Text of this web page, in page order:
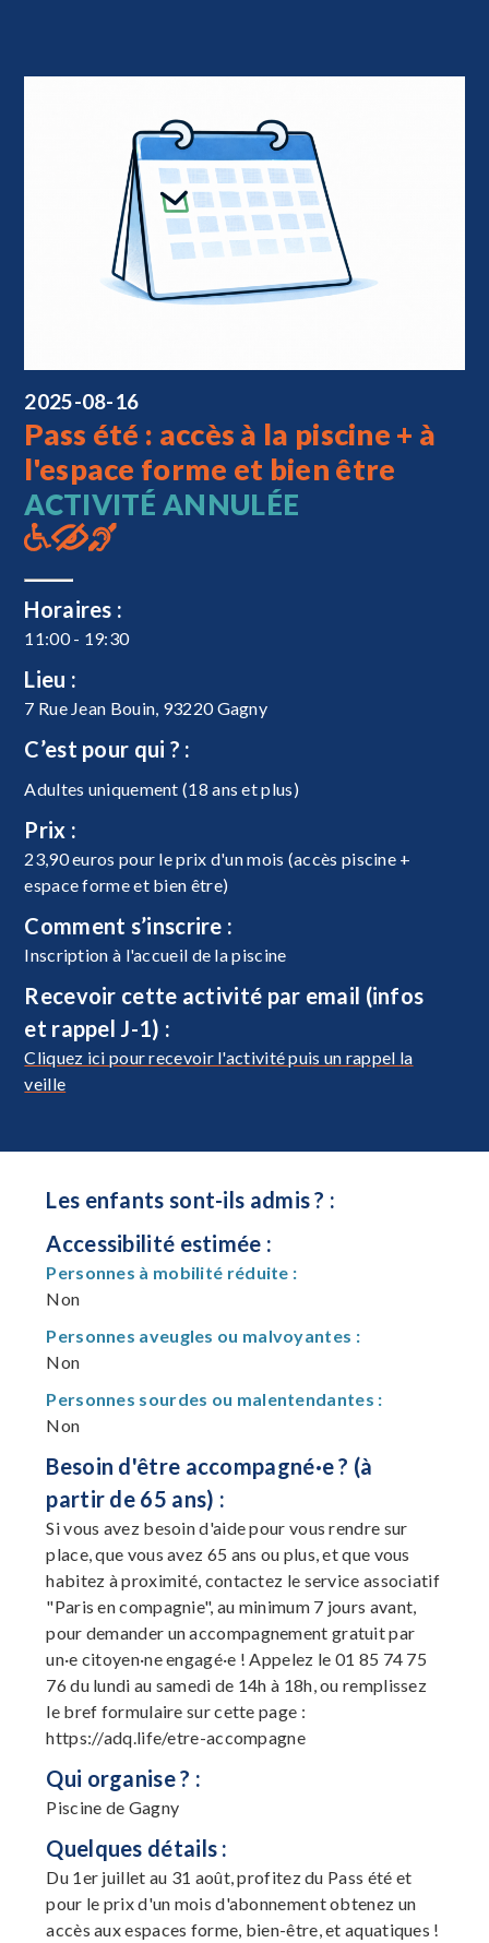
2025-08-16
Pass été : accès à la piscine + à
l'espace forme et bien être
ACTIVITÉ ANNULÉE
Horaires :
11:00 - 19:30
Lieu :
7 Rue Jean Bouin, 93220 Gagny
C’est pour qui ? :
Adultes uniquement (18 ans et plus)
Prix :
23,90 euros pour le prix d'un mois (accès piscine +
espace forme et bien être)
Comment s’inscrire :
Inscription à l'accueil de la piscine
Recevoir cette activité par email (infos
et rappel J-1) :
Cliquez ici pour recevoir l'activité puis un rappel la
veille
Les enfants sont-ils admis ? :
Accessibilité estimée :
Personnes à mobilité réduite :
Non
Personnes aveugles ou malvoyantes :
Non
Personnes sourdes ou malentendantes :
Non
Besoin d'être accompagné·e ? (à
partir de 65 ans) :
Si vous avez besoin d'aide pour vous rendre sur
place, que vous avez 65 ans ou plus, et que vous
habitez à proximité, contactez le service associatif
"Paris en compagnie", au minimum 7 jours avant,
pour demander un accompagnement gratuit par
un·e citoyen·ne engagé·e ! Appelez le 01 85 74 75
76 du lundi au samedi de 14h à 18h, ou remplissez
le bref formulaire sur cette page :
https://adq.life/etre-accompagne
Qui organise ? :
Piscine de Gagny
Quelques détails :
Du 1er juillet au 31 août, profitez du Pass été et
pour le prix d'un mois d'abonnement obtenez un
accès aux espaces forme, bien-être, et aquatiques !